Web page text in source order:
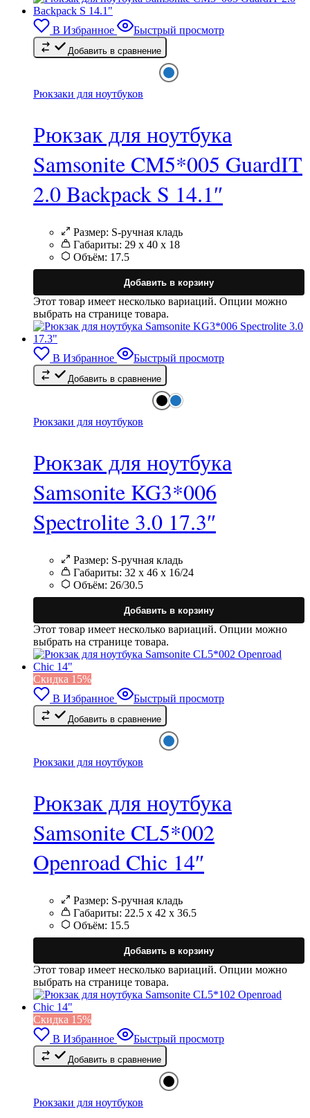
В Избранное Быстрый просмотр
Добавить в сравнение
Рюкзаки для ноутбуков
Рюкзак для ноутбука
Samsonite CM5*005 GuardIT
2.0 Backpack S 14.1″
Размер: S-ручная кладь
Габариты: 29 х 40 х 18
Объём: 17.5
Добавить в корзину
Этот товар имеет несколько вариаций. Опции можно
выбрать на странице товара.
В Избранное Быстрый просмотр
Добавить в сравнение
Рюкзаки для ноутбуков
Рюкзак для ноутбука
Samsonite KG3*006
Spectrolite 3.0 17.3″
Размер: S-ручная кладь
Габариты: 32 x 46 x 16/24
Объём: 26/30.5
Добавить в корзину
Этот товар имеет несколько вариаций. Опции можно
выбрать на странице товара.
Cкидка 15%
В Избранное
Быстрый просмотр
Добавить в сравнение
Рюкзаки для ноутбуков
Рюкзак для ноутбука
Samsonite CL5*002
Openroad Chic 14″
Размер: S-ручная кладь
Габариты: 22.5 x 42 x 36.5
Объём: 15.5
Добавить в корзину
Этот товар имеет несколько вариаций. Опции можно
выбрать на странице товара.
Cкидка 15%
В Избранное
Быстрый просмотр
Добавить в сравнение
Рюкзаки для ноутбуков